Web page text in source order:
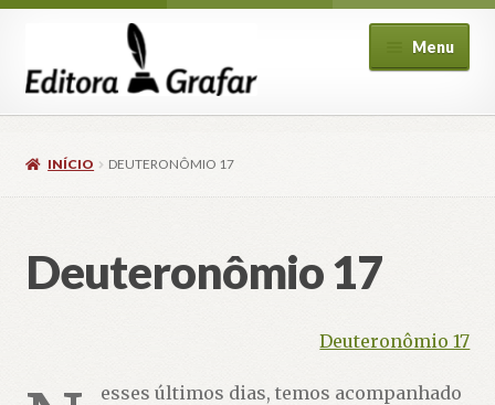
para
navegação
para
o
conteúdo
Menu
INÍCIO DEUTERONÔMIO 17
Deuteronômio 17
Deuteronômio 17
esses últimos dias, temos acompanhado